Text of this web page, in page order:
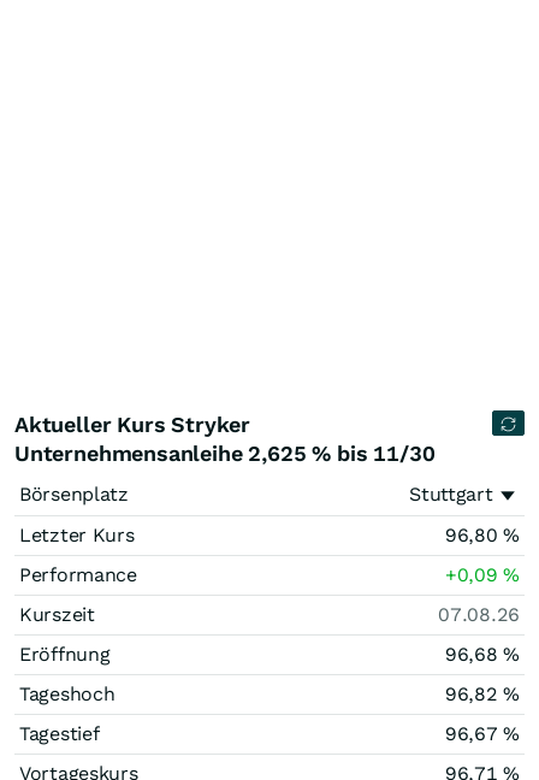
Aktueller Kurs Stryker
Unternehmensanleihe 2,625 % bis 11/30
Börsenplatz
Stuttgart
Letzter Kurs
96,80 %
Performance
+0,09%
Kurszeit
07.08.26
Eröffnung
96,68 %
Tageshoch
96,82 %
Tagestief
96,67 %
Vortageskurs
96,71%